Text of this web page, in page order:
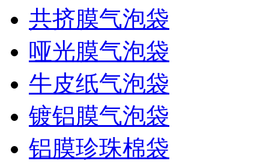
共挤膜气泡袋
哑光膜气泡袋
牛皮纸气泡袋
镀铝膜气泡袋
铝膜珍珠棉袋